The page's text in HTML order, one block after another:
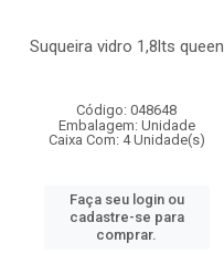
Suqueira vidro 1,8lts queen
Código: 048648
Embalagem: Unidade
Caixa Com: 4 Unidade(s)
Faça seu login ou
cadastre-se para
comprar.